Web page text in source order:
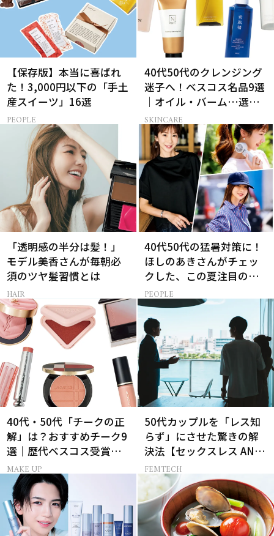
【保存版】本当に喜ばれ
た！3,000円以下の「手土
産スイーツ」16選
PEOPLE
40代50代のクレンジング
迷子へ！ベスコス名品9選
｜オイル・バーム…選び
方の正解は？
SKINCARE
「透明感の半分は髪！」
モデル美香さんが毎朝必
須のツヤ髪習慣とは
HAIR
40代50代の猛暑対策に！
ほしのあきさんがチェッ
クした、この夏注目の暑
さ対策グッズ3選
PEOPLE
40代・50代「チークの正
解」は？おすすめチーク9
選｜歴代ベスコス受賞ま
とめ＆正しい使い方
MAKE UP
50代カップルを「レス知
らず」にさせた驚きの解
決法【セックスレス AND
THE CITY -女たちの告
白-】
FEMTECH